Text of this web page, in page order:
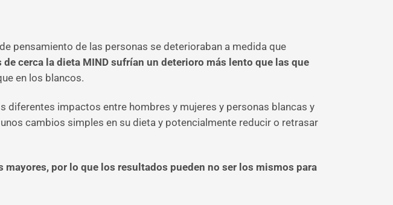
pensamiento de las personas se deterioraban a medida que
cerca la dieta MIND sufrían un deterioro más lento que las que
en los blancos.
diferentes impactos entre hombres y mujeres y personas blancas y
cambios simples en su dieta y potencialmente reducir o retrasar
por lo que los resultados pueden no ser los mismos para